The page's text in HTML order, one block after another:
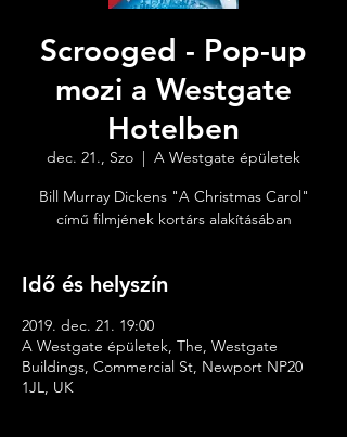
Scrooged - Pop-up
mozi a Westgate
Hotelben
dec. 21., Szo
  |
A Westgate épületek
Bill Murray Dickens "A Christmas Carol"
című filmjének kortárs alakításában
Idő és helyszín
2019. dec. 21. 19:00
A Westgate épületek, The, Westgate
Buildings, Commercial St, Newport NP20
1JL, UK